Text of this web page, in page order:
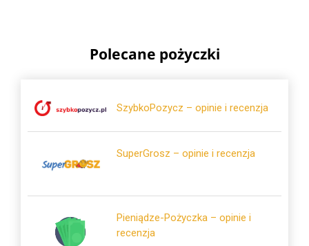
Polecane pożyczki
SzybkoPozycz – opinie i recenzja
SuperGrosz – opinie i recenzja
Pieniądze-Pożyczka – opinie i
recenzja